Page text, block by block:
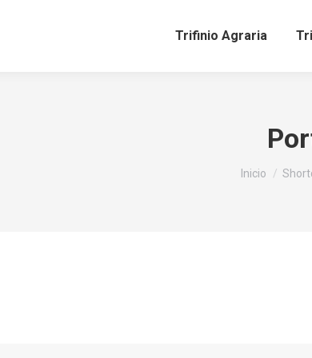
Trifinio Agraria
Estás aquí:
Inicio